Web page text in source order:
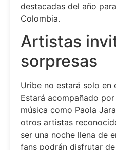
destacadas del año
Colombia.
Artistas
sorpresas
Uribe no estará solo en
Estará acompañado
música como Paola
otros artistas
ser una noche llena de
fans podrán disfrutar